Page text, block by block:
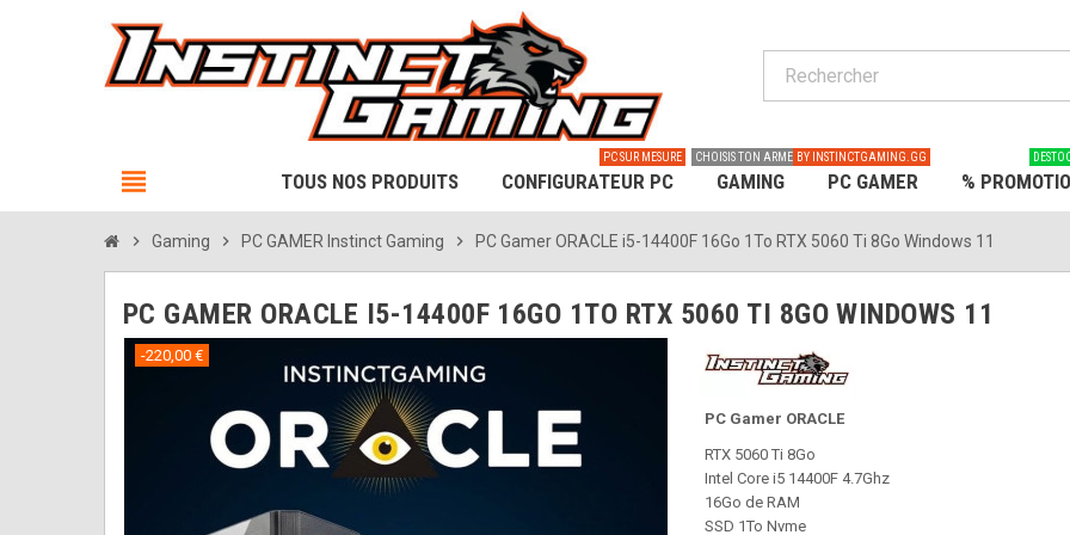
view_headline TOUS NOS PRODUITS CONFIGURATEUR PC
PC SUR MESURE
GAMING
CHOISIS TON ARME
PC GAMER
BY INSTINCTGAMING.GG
%
chevron_right Gaming chevron_right PC GAMER Instinct Gaming chevron_right PC Gamer ORACLE i5-14400F 16Go 1To RTX 5060 Ti 8Go Windows 11
PC GAMER ORACLE I5-14400F 16GO 1TO RTX 5060 TI 8GO WINDOWS 11
-220,00 €
PC Gamer ORACLE
RTX 5060 Ti 8Go
Intel Core i5 14400F 4.7Ghz
16Go de RAM
SSD 1To Nvme